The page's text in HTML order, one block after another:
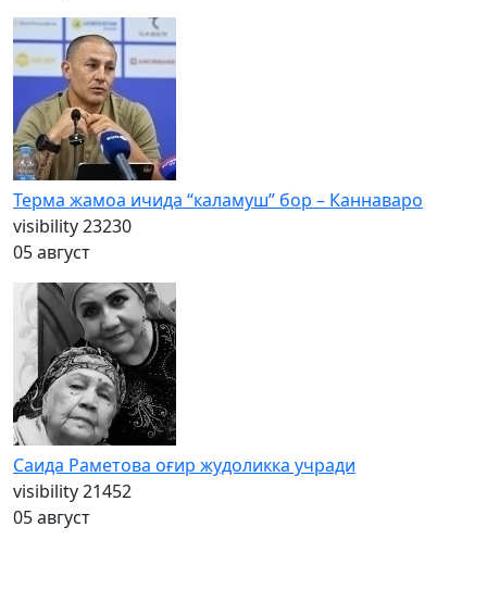
Терма жамоа ичида “каламуш” бор – Каннаваро
visibility23230
05 август
Саида Раметова оғир жудоликка учради
visibility21452
05 август